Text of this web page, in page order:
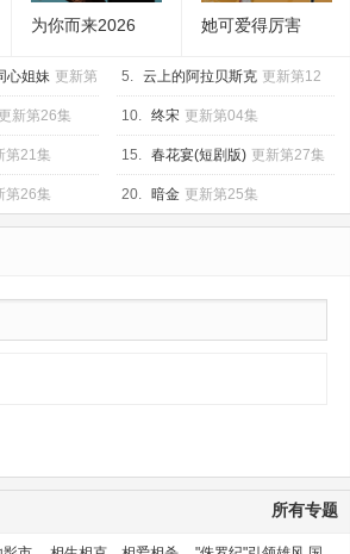
为你而来2026 她可爱得厉害
心姐妹 更新第 5. 云上的阿拉贝斯克 更新第12
集
更新第26集 10. 终宋 更新第04集
第21集 15. 春花宴(短剧版) 更新第27集
第26集 20. 暗金 更新第25集
所有专题